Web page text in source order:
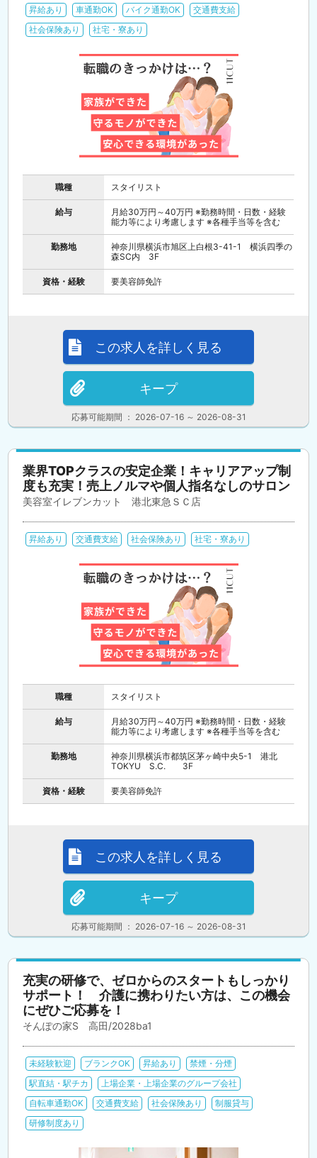
昇給あり 車通勤OK バイク通勤OK
交通費支給
社会保険あり
社宅・寮あり
職種 スタイリスト
給与
月給30万円～40万円 ※勤務時間・日数・経験
能力等により考慮します ※各種手当等を含む
勤務地
神奈川県横浜市旭区上白根3-41-1 横浜四季の
森SC内 3F
資格・経験 要美容師免許
応募可能期間 ： 2026-07-16 ～ 2026-08-31
この求人を詳しく見る
キープ
業界TOPクラスの安定企業！キャリアアップ制
度も充実！売上ノルマや個人指名なしのサロン
美容室イレブンカット 港北東急ＳＣ店
昇給あり 交通費支給 社会保険あり 社宅・寮あり
職種 スタイリスト
給与
月給30万円～40万円 ※勤務時間・日数・経験
能力等により考慮します ※各種手当等を含む
勤務地
神奈川県横浜市都筑区茅ヶ崎中央5-1 港北
TOKYU S.C. 3F
資格・経験 要美容師免許
応募可能期間 ： 2026-07-16 ～ 2026-08-31
この求人を詳しく見る
キープ
充実の研修で、ゼロからのスタートもしっかり
サポート！ 介護に携わりたい方は、この機会
にぜひご応募を！
そんぽの家S 高田/2028ba1
未経験歓迎 ブランクOK 昇給あり
禁煙・分煙
駅直結・駅チカ
上場企業・上場企業のグループ会社
自転車通勤OK
交通費支給 社会保険あり
制服貸与
研修制度あり